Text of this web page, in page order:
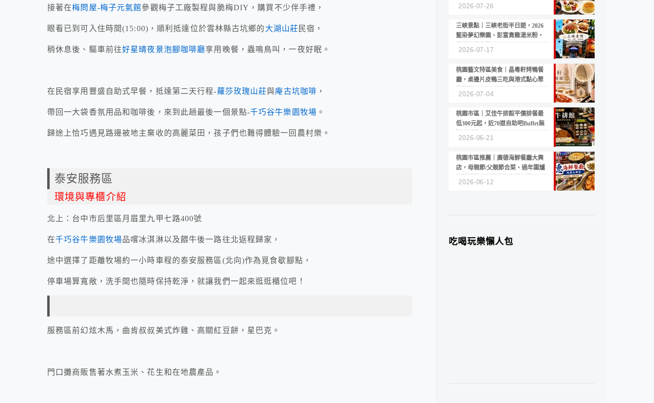
接著在梅問屋-梅子元氣館參觀梅子工廠製程與脆梅DIY，購買不少伴手禮，
眼看已到可入住時間(15:00)，順利抵達位於雲林縣古坑鄉的 大湖山莊 民宿，
稍休息後、驅車前往好星晴夜景泡腳咖啡廳享用晚餐，蟲鳴鳥叫，一夜好眠。
在民宿享用豐盛自助式早餐，抵達第二天行程-蘿莎玫瑰山莊與庵古坑咖啡 ，
帶回一大袋香氛用品和咖啡後，來到此趟最後一個景點-千巧谷牛樂園牧場 。
歸途上恰巧遇見路邊被地主棄收的高麗菜田，孩子們也難得體驗一回農村樂。
泰安服務區
環境與專櫃介紹
北上：台中市后里區月眉里九甲七路400號
在千巧谷牛樂園牧場品嚐冰淇淋以及餵牛後一路往北返程歸家，
途中選擇了距離牧場約一小時車程的泰安服務區(北向)作為覓食歇腳點，
停車場算寬敞，洗手間也隨時保持乾淨，就讓我們一起來逛逛櫃位吧！
服務區前幻炫木馬，曲肯叔叔美式炸雞、高關紅豆餅，星巴克。
門口攤商販售著水煮玉米、花生和在地農產品。
2026-07-26
三峽景點｜三峽老街半日遊，2026
藍染夢幻樂園、彭富貴雞湯米粉，
2026-07-17
桃園藝文特區美食｜晶粵軒烤鴨餐
廳，桌邊片皮鴨三吃與港式點心聚
2026-07-04
桃園市區｜艾佳牛排館平價排餐最
低300元起，近70道自助吧Buffet無
2026-06-21
桃園市區推薦｜廣德海鮮餐廳大興
店，母親節/父親節合菜、過年圍爐
2026-06-12
吃喝玩樂懶人包